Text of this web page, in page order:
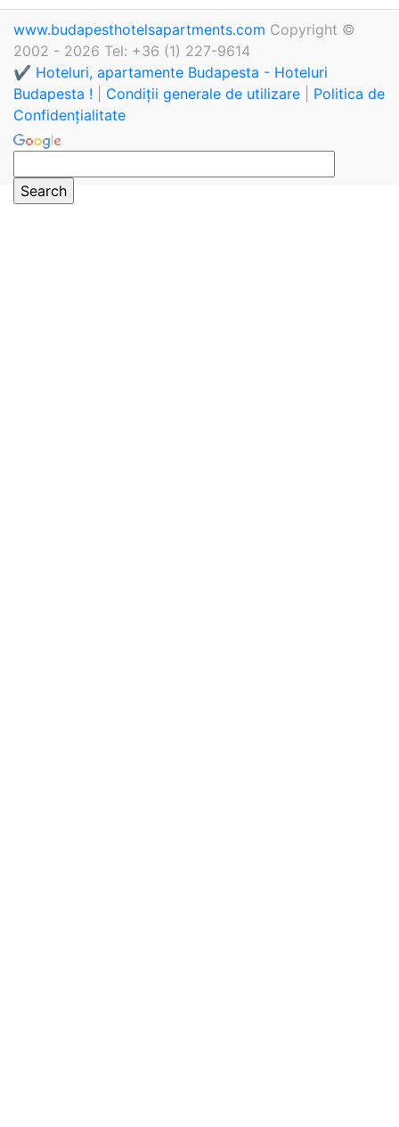
www.budapesthotelsapartments.com Copyright ©
2002 - 2026 Tel: +36 (1) 227-9614
✔️ Hoteluri, apartamente Budapesta - Hoteluri
Budapesta !
Condiții generale de utilizare
Politica de
Confidențialitate